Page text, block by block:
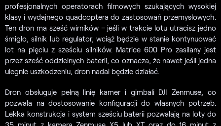
profesjonalnych operatorach filmowych szukających wysokiej
klasy i wydajnego quadcoptera do zastosowań przemysłowych.
Ten dron ma sześć wirników – jeśli w trakcie lotu utracisz jedno
śmigło, silnik lub regulator, wciąż będzie w stanie kontynuować
lot na pięciu z sześciu silników. Matrice 600 Pro zasilany jest
przez sześć oddzielnych baterii, co oznacza, że nawet jeśli jedna
ulegnie uszkodzeniu, dron nadal będzie działać.
Dron obsługuje pełną linię kamer i gimbali DJI Zenmuse, co
pozwala na dostosowanie konfiguracji do własnych potrzeb.
Lekka konstrukcja i system sześciu baterii pozwalają na loty do